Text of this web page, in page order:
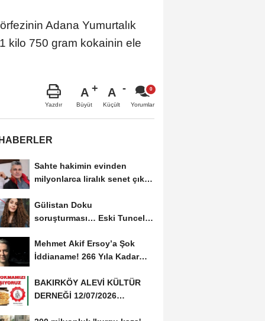
Adana Yumurtalık
kilo 750 gram kokainin ele
Yazdır
A
Büyüt
A
Küçült Yorumlar
Sahte hakimin evinden
milyonlarca liralık senet çıktı:
Gülistan Doku
soruşturması… Eski Tunceli
Mehmet Akif Ersoy’a Şok
İddianame! 266 Yıla Kadar
BAKIRKÖY ALEVİ KÜLTÜR
DERNEĞİ 12/07/2026